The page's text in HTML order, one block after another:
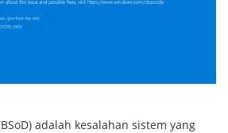
adalah kesalahan sistem yang